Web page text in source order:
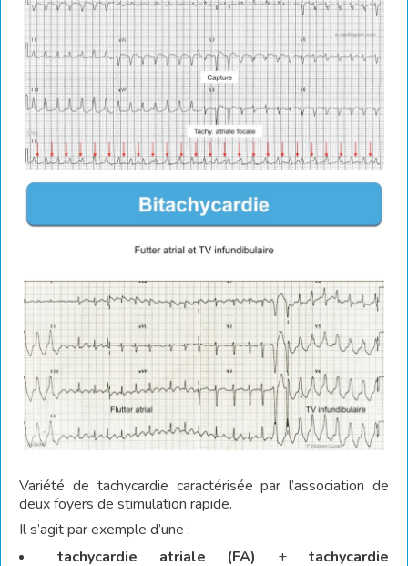
Variété de tachycardie caractérisée par l’association de
deux foyers de stimulation rapide.
Il s’agit par exemple d’une :
tachycardie atriale (FA) +tachycardie